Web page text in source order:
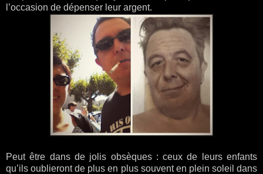
l’occasion de dépenser leur argent.
Peut être dans de jolis obsèques : ceux de leurs enfants
qu’ils oublieront de plus en plus souvent en plein soleil dans